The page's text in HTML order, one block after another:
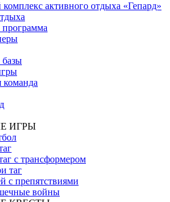
активного отдыха «Гепард»
программа
базы
команда
ИГРЫ
с трансформером
таг
с препятствиями
войны